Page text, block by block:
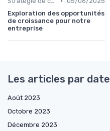
Exploration des opportunités
de croissance pour notre
entreprise
Les articles par date
Août 2023
Octobre 2023
Décembre 2023